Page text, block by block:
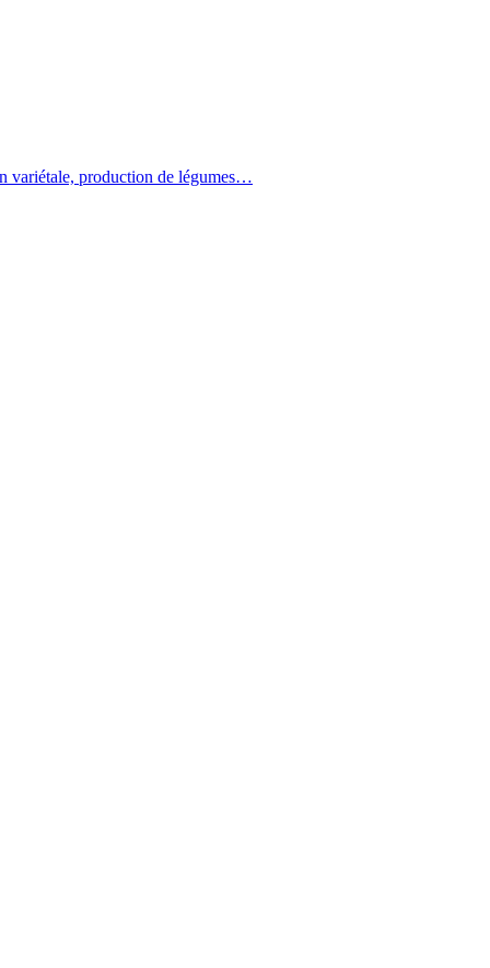
variétale, production de légumes…